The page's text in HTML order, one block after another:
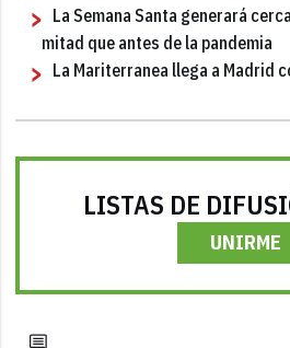
La Semana Santa generará
mitad que antes de la pandemia
La Mariterranea llega a Madrid
LISTAS DE
UNIRME